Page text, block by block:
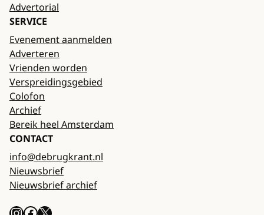
Advertorial
SERVICE
Evenement aanmelden
Adverteren
Vrienden worden
Verspreidingsgebied
Colofon
Archief
Bereik heel Amsterdam
CONTACT
info@debrugkrant.nl
Nieuwsbrief
Nieuwsbrief archief